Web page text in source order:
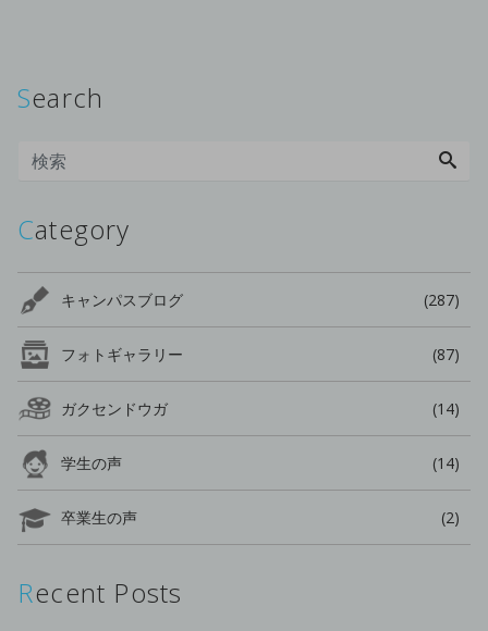
Search
Category
キャンパスブログ (287)
フォトギャラリー (87)
ガクセンドウガ (14)
学生の声 (14)
卒業生の声 (2)
Recent Posts